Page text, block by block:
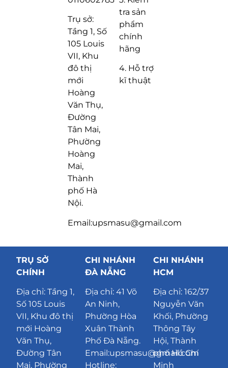
Trụ sở:
Tầng 1, Số
105 Louis
VII, Khu
đô thị
mới
Hoàng
Văn Thụ,
Đường
Tân Mai,
Phường
Hoàng
Mai,
Thành
phố Hà
Nội.
Email:upsmasu@gmail.com
tra sản
phẩm
chính
hãng
4. Hỗ trợ
kĩ thuật
TRỤ SỞ
CHÍNH
Địa chỉ:Tầng 1,
Số 105 Louis
VII, Khu đô thị
mới Hoàng
Văn Thụ,
Đường Tân
Mai, Phường
CHI NHÁNH
ĐÀ NẴNG
Địa chỉ: 41 Võ
An Ninh,
Phường Hòa
Xuân Thành
Phố Đà Nẵng.
Email:upsmasu@gmail.com
Hotline:
CHI NHÁNH
HCM
Địa chỉ: 162/37
Nguyễn Văn
Khối, Phường
Thông Tây
Hội, Thành
phố Hồ Chí
Minh